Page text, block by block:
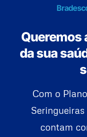
Queremos
da sua
Com o
contam